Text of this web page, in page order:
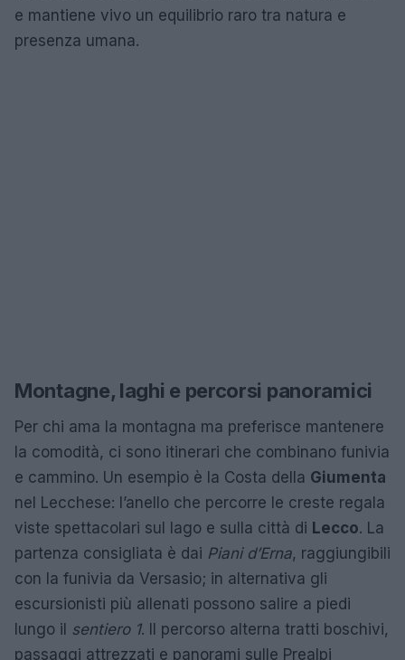
e mantiene vivo un equilibrio raro tra natura e
presenza umana.
Montagne, laghi e percorsi panoramici
Per chi ama la montagna ma preferisce mantenere
la comodità, ci sono itinerari che combinano funivia
e cammino. Un esempio è la Costa della Giumenta
nel Lecchese: l’anello che percorre le creste regala
viste spettacolari sul lago e sulla città di Lecco. La
partenza consigliata è dai Piani d’Erna, raggiungibili
con la funivia da Versasio; in alternativa gli
escursionisti più allenati possono salire a piedi
lungo il sentiero 1. Il percorso alterna tratti boschivi,
passaggi attrezzati e panorami sulle Prealpi